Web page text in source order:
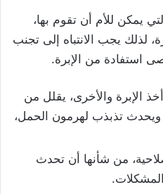
يمكن للأم أن تقوم بها،
لذلك يجب الانتباه إلى تجنب
استفادة من الإبرة.
الإبرة والأخرى، يقلل من
ويحدث تذبذب لهرمون الحمل،
من شأنها أن تحدث